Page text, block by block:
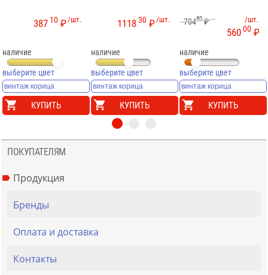
/шт.
387 10 ₽
наличие
выберите цвет
КУПИТЬ
/шт.
111830 ₽
наличие
выберите цвет
КУПИТЬ
70480₽ /шт.
56000 ₽
наличие
выберите цвет
КУПИТЬ
ПОКУПАТЕЛЯМ
Продукция
Бренды
Оплата и доставка
Контакты